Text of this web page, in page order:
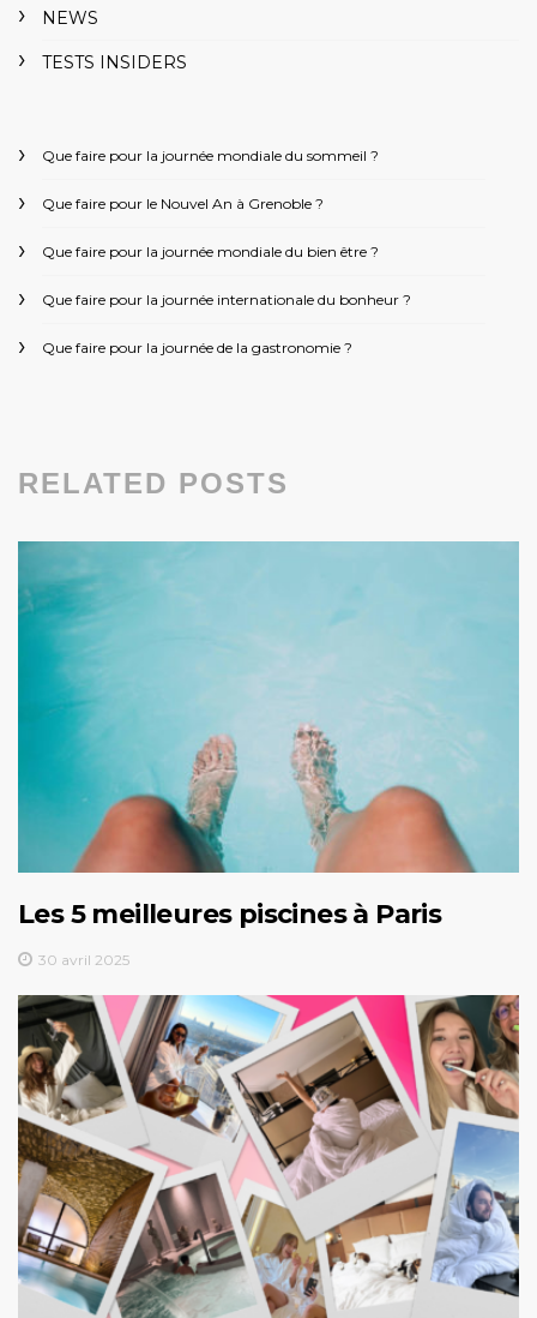
NEWS
TESTS INSIDERS
Que faire pour la journée mondiale du sommeil ?
Que faire pour le Nouvel An à Grenoble ?
Que faire pour la journée mondiale du bien être ?
Que faire pour la journée internationale du bonheur ?
Que faire pour la journée de la gastronomie ?
RELATED POSTS
Les 5 meilleures piscines à Paris
30 avril 2025